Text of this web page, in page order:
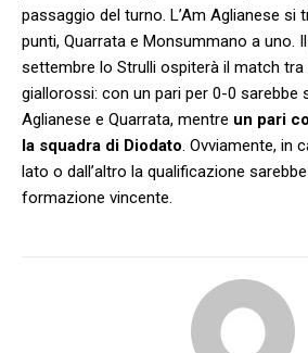
passaggio del turno. L’Am Aglianese si
punti, Quarrata e Monsummano a uno.
settembre lo Strulli ospiterà il match tra
giallorossi: con un pari per 0-0 sarebbe
Aglianese e Quarrata, mentre un pari
la squadra di Diodato. Ovviamente, in
lato o dall’altro la qualificazione
formazione vincente.